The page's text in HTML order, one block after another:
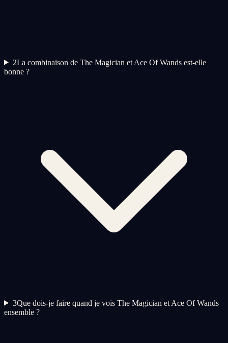
2La combinaison de The Magician et Ace Of Wands est-elle
bonne ?
3Que dois-je faire quand je vois The Magician et Ace Of Wands
ensemble ?